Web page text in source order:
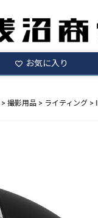
お気に入り
撮影用品 ライティング